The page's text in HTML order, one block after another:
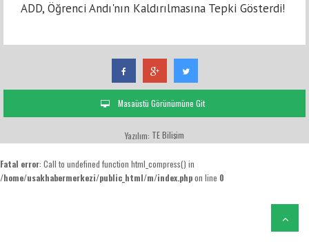
ADD, Öğrenci Andı'nın Kaldırılmasına Tepki Gösterdi!
Masaüstü Görünümüne Git
Yazılım: TE Bilişim
Fatal error: Call to undefined function html_compress() in
/home/usakhabermerkezi/public_html/m/index.phpon line 0